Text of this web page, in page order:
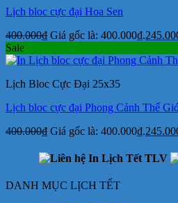
Lịch bloc cực đại Hoa Sen
400.000₫ Giá gốc là: 400.000₫.
Sale
Lịch Bloc Cực Đại 25x35
Lịch bloc cực đại Phong Cảnh Thế
400.000₫ Giá gốc là: 400.000₫.
DANH MỤC LỊCH TẾT